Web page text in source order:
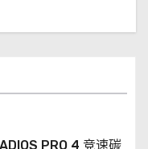
PRO 4 竞速碳